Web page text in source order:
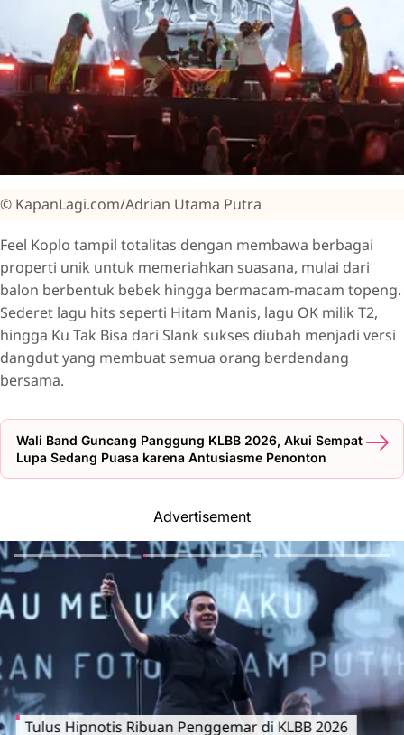
© KapanLagi.com/Adrian Utama Putra
Feel Koplo tampil totalitas dengan membawa berbagai
properti unik untuk memeriahkan suasana, mulai dari
balon berbentuk bebek hingga bermacam-macam topeng.
Sederet lagu hits seperti Hitam Manis, lagu OK milik T2,
hingga Ku Tak Bisa dari Slank sukses diubah menjadi versi
dangdut yang membuat semua orang berdendang
bersama.
Wali Band Guncang Panggung KLBB 2026, Akui Sempat
Lupa Sedang Puasa karena Antusiasme Penonton
Advertisement
Tulus Hipnotis Ribuan Penggemar di KLBB 2026